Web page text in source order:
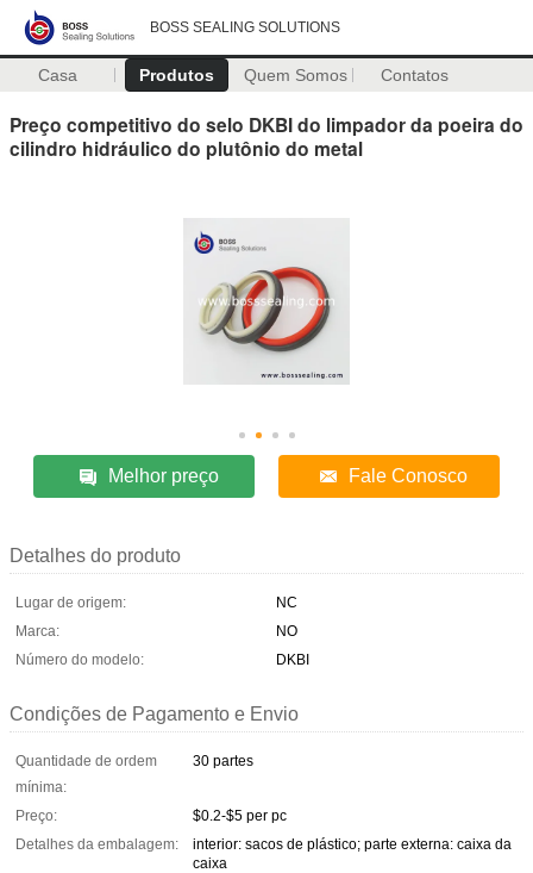
BOSS SEALING SOLUTIONS
Casa Produtos Quem Somos Contatos
Preço competitivo do selo DKBI do limpador da poeira do
cilindro hidráulico do plutônio do metal
Melhor preço Fale Conosco
Detalhes do produto
Lugar de origem:
NC
Marca:
NO
Número do modelo:
DKBI
Condições de Pagamento e Envio
Quantidade de ordem
mínima:
30 partes
Preço:
$0.2-$5 per pc
Detalhes da embalagem:
interior: sacos de plástico; parte externa: caixa da
caixa